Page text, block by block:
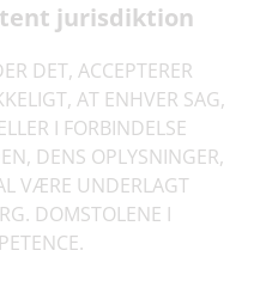
jurisdiktion
DET, ACCEPTERER
AT ENHVER SAG,
I FORBINDELSE
DENS OPLYSNINGER,
VÆRE UNDERLAGT
DOMSTOLENE I